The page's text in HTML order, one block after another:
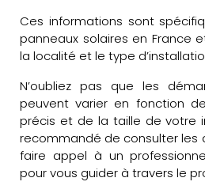
Ces informations sont
panneaux solaires en France
la localité et le type
N’oubliez pas que les
peuvent varier en fonction
précis et de la taille de votre
recommandé de consulter les
faire appel à un
pour vous guider à travers le